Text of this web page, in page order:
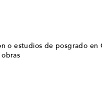
o estudios de posgrado en